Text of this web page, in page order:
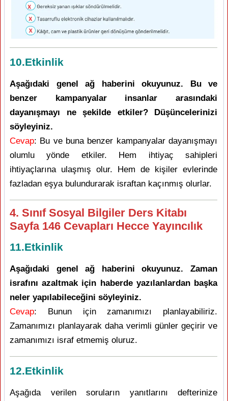
10.Etkinlik
Aşağıdaki genel ağ haberini okuyunuz. Bu ve
benzer kampanyalar insanlar arasındaki
dayanışmayı ne şekilde etkiler? Düşüncelerinizi
söyleyiniz.
Cevap: Bu ve buna benzer kampanyalar dayanışmayı
olumlu yönde etkiler. Hem ihtiyaç sahipleri
ihtiyaçlarına ulaşmış olur. Hem de kişiler evlerinde
fazladan eşya bulundurarak israftan kaçınmış olurlar.
4. Sınıf Sosyal Bilgiler Ders Kitabı
Sayfa 146 Cevapları Hecce Yayıncılık
11.Etkinlik
Aşağıdaki genel ağ haberini okuyunuz. Zaman
israfını azaltmak için haberde yazılanlardan başka
neler yapılabileceğini söyleyiniz.
Cevap: Bunun için zamanımızı planlayabiliriz.
Zamanımızı planlayarak daha verimli günler geçirir ve
zamanımızı israf etmemiş oluruz.
12.Etkinlik
Aşağıda verilen soruların yanıtlarını defterinize